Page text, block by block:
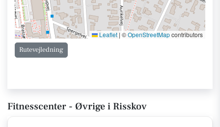
Leaflet | ©OpenStreetMapcontributors
Rutevejledning
Fitnesscenter - Øvrige i Risskov